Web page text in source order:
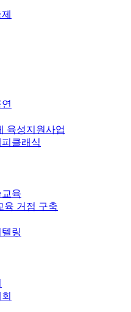
육성지원사업
클래식
육
육 거점 구축
링